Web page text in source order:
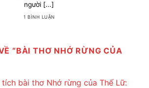
người [...]
1 BÌNH LUẬN
“BÀI THƠ NHỚ RỪNG CỦA
tích bài thơ Nhớ rừng của Thế Lữ: